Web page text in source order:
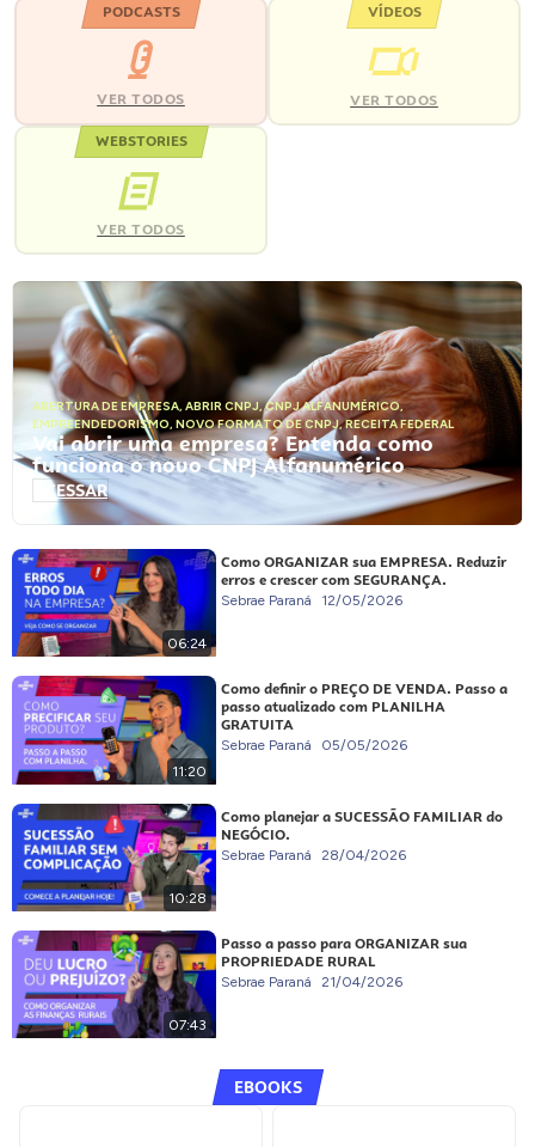
PODCASTS
VER TODOS
VÍDEOS
VER TODOS
WEBSTORIES
VER TODOS
ABERTURA DE EMPRESA, ABRIR CNPJ,CNPJ ALFANUMÉRICO,
EMPREENDEDORISMO, NOVO FORMATO DE CNPJ,RECEITA FEDERAL
Vai abrir uma empresa? Entenda como
funciona o novo CNPJ Alfanumérico
ACESSAR
06:24
Como ORGANIZAR sua EMPRESA. Reduzir
erros e crescer com SEGURANÇA.
Sebrae Paraná 12/05/2026
11:20
Como definir o PREÇO DE VENDA. Passo a
passo atualizado com PLANILHA
GRATUITA
Sebrae Paraná 05/05/2026
10:28
Como planejar a SUCESSÃO FAMILIAR do
NEGÓCIO.
Sebrae Paraná 28/04/2026
07:43
Passo a passo para ORGANIZAR sua
PROPRIEDADE RURAL
Sebrae Paraná 21/04/2026
EBOOKS